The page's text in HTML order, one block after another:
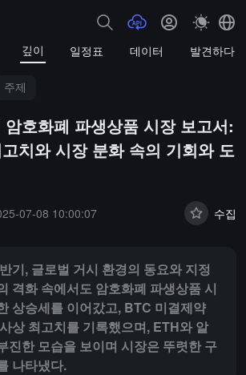
깊이 일정표 데이터 발견하다
주제
호화폐 파생상품 시장 보고서:
치와 시장 분화 속의 기회와 도
07-08 10:00:07 수집
기, 글로벌 거시 환경의 동요와 지정
격화 속에서도 암호화폐 파생상품 시
상승세를 이어갔고, BTC 미결제약
상 최고치를 기록했으며, ETH와 알
진한 모습을 보이며 시장은 뚜렷한 구
나타냈다.